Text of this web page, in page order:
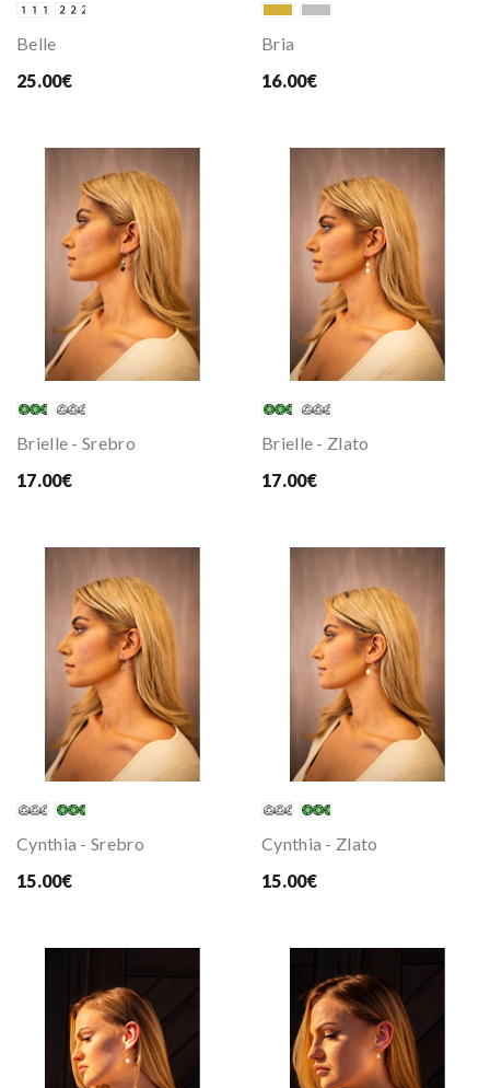
Belle
25.00€
Bria
16.00€
Brielle - Srebro
17.00€
Brielle - Zlato
17.00€
Cynthia - Srebro
15.00€
Cynthia - Zlato
15.00€